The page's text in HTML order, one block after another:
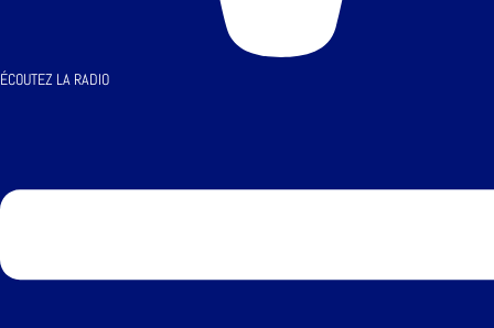
ÉCOUTEZ LA RADIO